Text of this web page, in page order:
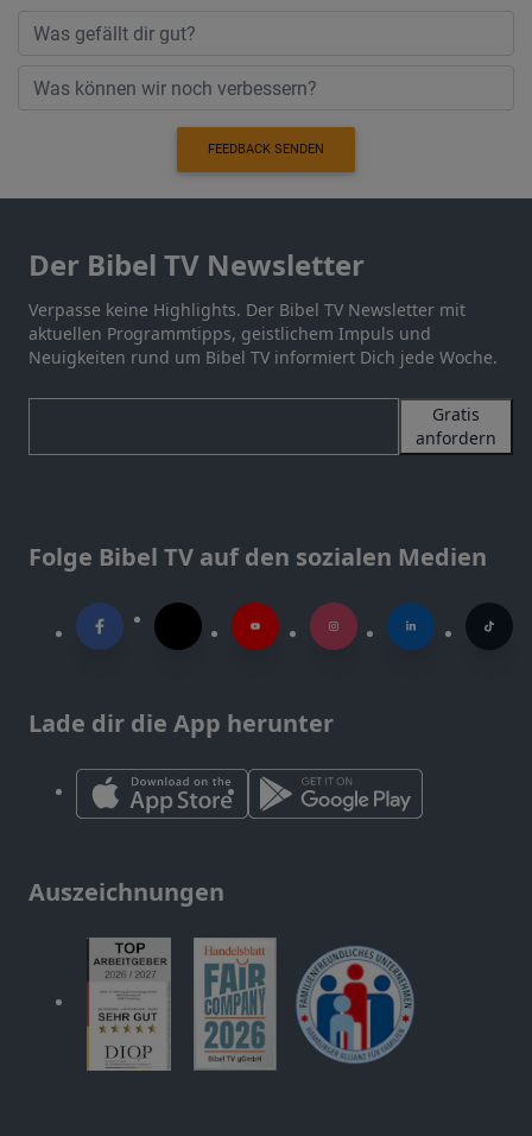
FEEDBACK SENDEN
Der Bibel TV Newsletter
Verpasse keine Highlights. Der Bibel TV Newsletter mit
aktuellen Programmtipps, geistlichem Impuls und
Neuigkeiten rund um Bibel TV informiert Dich jede Woche.
Gratis
anfordern
Folge Bibel TV auf den sozialen Medien
Lade dir die App herunter
Auszeichnungen